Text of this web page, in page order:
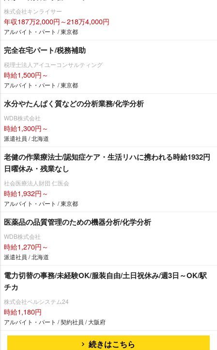
株式会社キンライサー
年収187万2,000円～218万4,000円
アルバイト・パート / 東京都
完全在宅パート/税務補助
税理士法人アイユーコンサルティング
時給1,500円～
アルバイト・パート / 東京都
水分やたんぱく質などの分析業務/化学分析
WDB株式会社
時給1,300円～
派遣社員 / 北海道
老健の作業療法士/認知症ケア・生活リハに携われる時給1932円
日曜休み・残業なし
社会医療法人財団 仁医会
時給1,932円～
アルバイト・パート / 東京都
医薬品の品質管理のための機器分析/化学分析
WDB株式会社
時給1,270円～
派遣社員 / 北海道
電力切替の事務/未経験OK/服装自由/土日祝休み/週3日～OK/駅
チカ
株式会社ベルシステム24
時給1,180円
アルバイト・パート / 契約社員 / 大阪府
続きはこちら